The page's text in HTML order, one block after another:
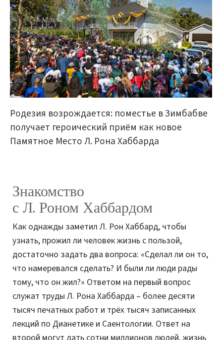
Родезия возрождается: поместье в Зимбабве
получает героический приём как новое
Памятное Место Л. Рона Хаббарда
Знакомство
с Л. Роном Хаббардом
Как однажды заметил Л. Рон Хаббард, чтобы
узнать, прожил ли человек жизнь с пользой,
достаточно задать два вопроса: «Сделал ли он то,
что намеревался сделать? И были ли люди рады
тому, что он жил?» Ответом на первый вопрос
служат труды Л. Рона Хаббарда – более десяти
тысяч печатных работ и трёх тысяч записанных
лекций по Дианетике и Саентологии. Ответ на